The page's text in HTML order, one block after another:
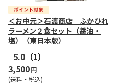
＜お中元＞石渡商店 ふかひれ
ラーメン２食セット（醤油・
塩）（東日本版）
5.0 （1）
3,500円
(送料・税込)